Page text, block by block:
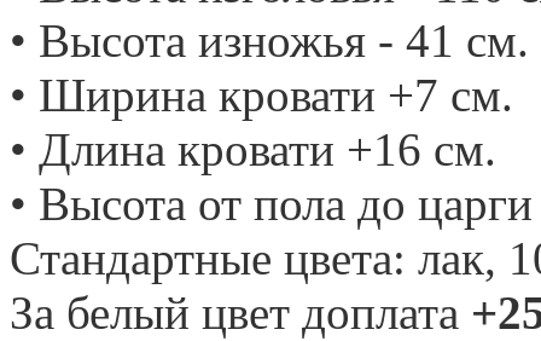
• Высота изножья - 41 см.
• Ширина кровати +7 см.
• Длина кровати +16 см.
• Высота от пола до
Стандартные цвета: лак,
За белый цвет доплата